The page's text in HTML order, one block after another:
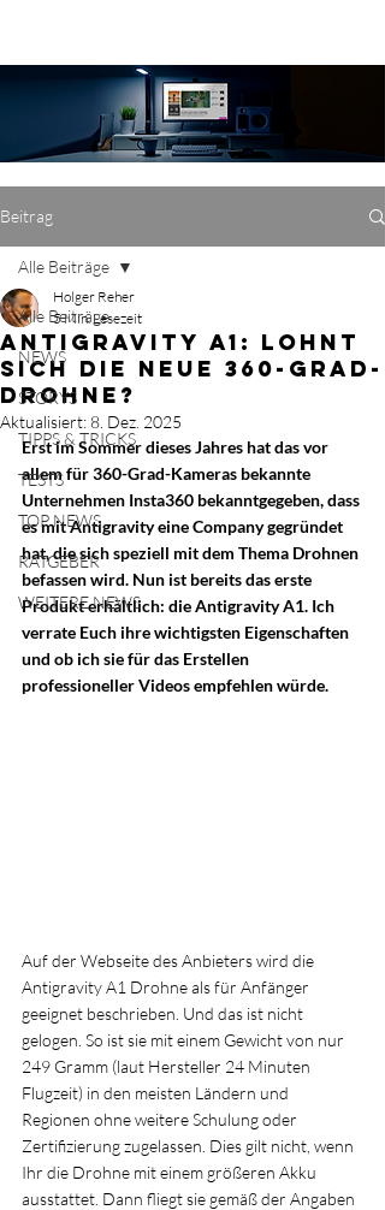
Beitrag
Alle Beiträge
NEWS
STORYS
TIPPS & TRICKS
TESTS
TOP NEWS
RATGEBER
WEITERE NEWS
Alle Beiträge
Antigravity A1: Lohnt
sich die neue 360-Grad-
Drohne?
Holger Reher
5 Min. Lesezeit
Aktualisiert:8. Dez. 2025
Erst im Sommer dieses Jahres hat das vor
allem für 360-Grad-Kameras bekannte
Unternehmen Insta360 bekanntgegeben, dass
es mit Antigravity eine Company gegründet
hat, die sich speziell mit dem Thema Drohnen
befassen wird. Nun ist bereits das erste
Produkt erhältlich: die Antigravity A1. Ich
verrate Euch ihre wichtigsten Eigenschaften
und ob ich sie für das Erstellen
professioneller Videos empfehlen würde.
Auf der Webseite des Anbieters wird die
Antigravity A1 Drohne als für Anfänger
geeignet beschrieben. Und das ist nicht
gelogen. So ist sie mit einem Gewicht von nur
249 Gramm (laut Hersteller 24 Minuten
Flugzeit) in den meisten Ländern und
Regionen ohne weitere Schulung oder
Zertifizierung zugelassen. Dies gilt nicht, wenn
Ihr die Drohne mit einem größeren Akku
ausstattet. Dann fliegt sie gemäß der Angaben